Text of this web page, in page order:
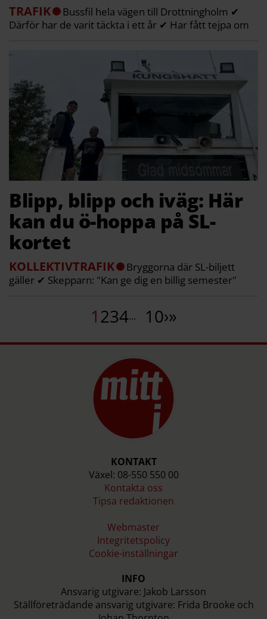
TRAFIK
Bussfil hela vägen till Drottningholm ✔
Därför har de varit täckta i ett år ✔ Har fått tejpa om
Blipp, blipp och iväg: Här
kan du ö-hoppa på SL-
kortet
KOLLEKTIVTRAFIK
Bryggorna där SL-biljett
gäller ✔ Skepparn: "Kan ge dig en billig semester"
1234... 10›»
KONTAKT
Växel: 08-550 550 00
Kontakta oss
Tipsa redaktionen
Webmaster
Integritetspolicy
Cookie-inställningar
INFO
Ansvarig utgivare: Jakob Larsson
Ställföreträdande ansvarig utgivare: Frida Brooke och